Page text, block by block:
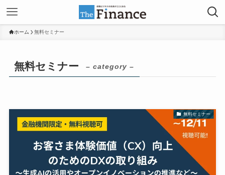
ホーム 無料セミナー
無料セミナー – category –
無料セミナー